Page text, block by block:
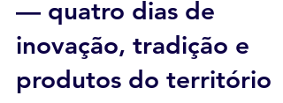
primeira Feira Agrícola
— quatro dias de
inovação, tradição e